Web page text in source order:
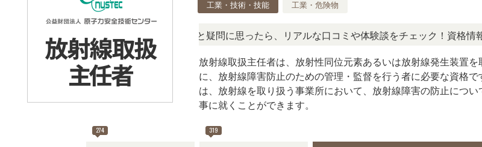
工業・技術・技能 工業・危険物
の検定、難しい？」「どんな試験？」と疑問に思ったら、リアルな口コミや体験談をチェック！資格情報の下
放射線取扱主任者は、放射性同位元素あるいは放射線発生装置を
に、放射線障害防止のための管理・監督を行う者に必要な資格で
は、放射線を取り扱う事業所において、放射線障害の防止につい
事に就くことができます。
274 319